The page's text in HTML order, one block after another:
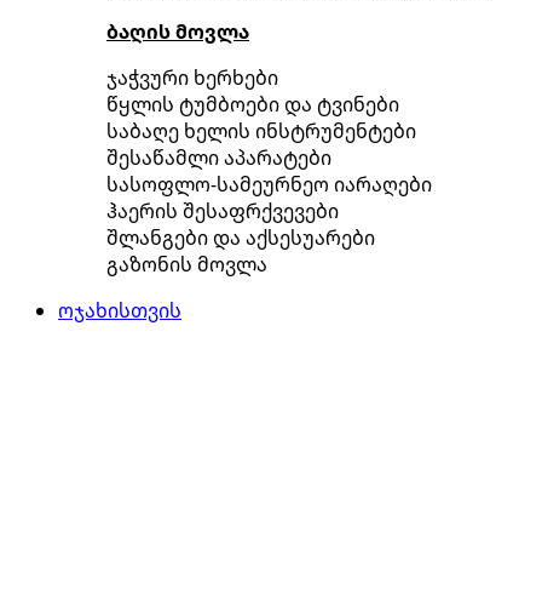
ბაღის მოვლა
ჯაჭვური ხერხები
წყლის ტუმბოები და ტვინები
საბაღე ხელის ინსტრუმენტები
შესაწამლი აპარატები
სასოფლო-სამეურნეო იარაღები
ჰაერის შესაფრქვევები
შლანგები და აქსესუარები
გაზონის მოვლა
ოჯახისთვის